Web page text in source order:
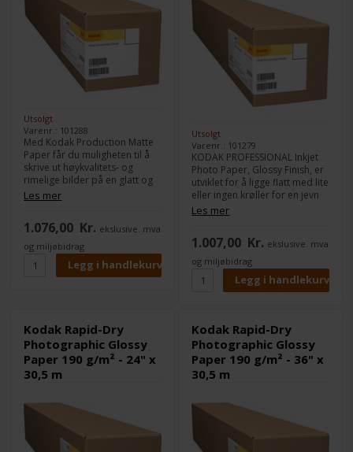
Utsolgt
Varenr.: 101288
Med Kodak Production Matte
Paper får du muligheten til å
skrive ut høykvalitets- og
rimelige bilder på en glatt og
lys hvit overflate. Production
Matte Paper dekker et bredt
perfekt for arkitekturtegninger
eller fargefotografier.
KODAK Production Matte
Paper har en vanntett belegg
som tørker umiddelbart med
Les mer
1.076,00 Kr. ekslusive. mva
og miljøbidrag
Utsolgt
Varenr.: 101279
KODAK PROFESSIONAL Inkjet
Photo Paper, Glossy Finish, er
utviklet for å ligge flatt med lite
eller ingen krøller for en jevn
og problemfri
utskriftsproduksjon.
oppdatert for å dra nytte av
det bredere fargespekteret og
forbedret blekkteknologi fra
den siste generasjonen av
storformatprintere fra Canon,
større fargeskala og høyere
Dmax for å sikre at fargene
som er fanget av kameraet
gjengis mer nøyaktig, samtidig
som det produserer dypere,
dynamisk område og ekstra
detaljer i skyggeområder.
Les mer
1.007,00 Kr. ekslusive. mva
og miljøbidrag
Kodak Rapid-Dry
Photographic Glossy
Paper 190 g/m² - 24" x
30,5 m
Kodak Rapid-Dry
Photographic Glossy
Paper 190 g/m² - 36" x
30,5 m